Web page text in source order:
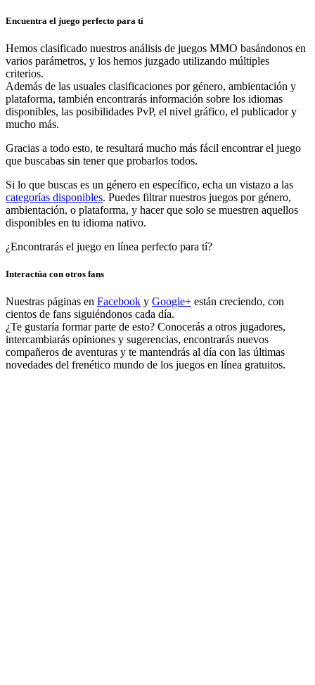
Encuentra el juego perfecto para tí
Hemos clasificado nuestros análisis de juegos MMO basándonos en
varios parámetros, y los hemos juzgado utilizando múltiples
criterios.
Además de las usuales clasificaciones por género, ambientación y
plataforma, también encontrarás información sobre los idiomas
disponibles, las posibilidades PvP, el nivel gráfico, el publicador y
mucho más.
Gracias a todo esto, te resultará mucho más fácil encontrar el juego
que buscabas sin tener que probarlos todos.
Si lo que buscas es un género en específico, echa un vistazo a las
categorías disponibles. Puedes filtrar nuestros juegos por género,
ambientación, o plataforma, y hacer que solo se muestren aquellos
disponibles en tu idioma nativo.
¿Encontrarás el juego en línea perfecto para tí?
Interactúa con otros fans
Nuestras páginas en Facebook y Google+ están creciendo, con
cientos de fans siguiéndonos cada día.
¿Te gustaría formar parte de esto? Conocerás a otros jugadores,
intercambiarás opiniones y sugerencias, encontrarás nuevos
compañeros de aventuras y te mantendrás al día con las últimas
novedades del frenético mundo de los juegos en línea gratuitos.